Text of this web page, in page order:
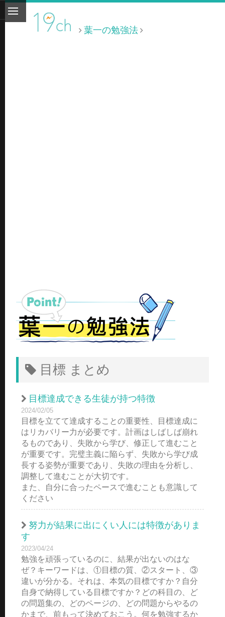
葉一の勉強法
目標 まとめ
目標達成できる生徒が持つ特徴
2024/02/05
目標を立てて達成することの重要性、目標達成に
はリカバリー力が必要です。計画はしばしば崩れ
るものであり、失敗から学び、修正して進むこと
が重要です。完璧主義に陥らず、失敗から学び成
長する姿勢が重要であり、失敗の理由を分析し、
調整して進むことが大切です。
また、自分に合ったペースで進むことも意識して
ください
努力が結果に出にくい人には特徴がありま
す
2023/04/24
勉強を頑張っているのに、結果が出ないのはな
ぜ？キーワードは、①目標の質、②スタート、③
違いが分かる。それは、本気の目標ですか？自分
自身で納得している目標ですか？どの科目の、ど
の問題集の、どのページの、どの問題からやるの
かまで、前もって決めておこう。何を勉強するか